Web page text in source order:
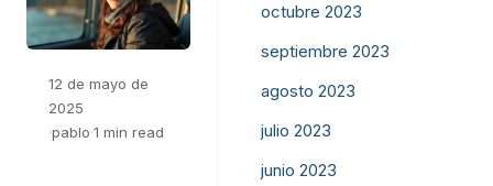
12 de mayo de
2025
·pablo·1 min read
octubre 2023
septiembre 2023
agosto 2023
julio 2023
junio 2023